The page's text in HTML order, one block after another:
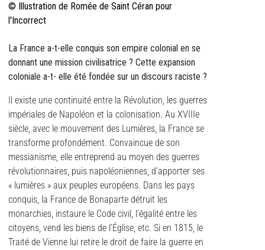
© Illustration de Romée de Saint Céran pour
l'Incorrect
La France a-t-elle conquis son empire colonial en se
donnant une mission civilisatrice ? Cette expansion
coloniale a-t- elle été fondée sur un discours raciste ?
Il existe une continuité entre la Révolution, les guerres
impériales de Napoléon et la colonisation. Au XVIIIe
siècle, avec le mouvement des Lumières, la France se
transforme profondément. Convaincue de son
messianisme, elle entreprend au moyen des guerres
révolutionnaires, puis napoléoniennes, d’apporter ses
« lumières » aux peuples européens. Dans les pays
conquis, la France de Bonaparte détruit les
monarchies, instaure le Code civil, l’égalité entre les
citoyens, vend les biens de l’Église, etc. Si en 1815, le
Traité de Vienne lui retire le droit de faire la guerre en